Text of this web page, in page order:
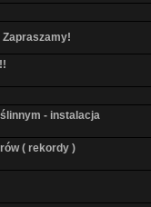
Zapraszamy!
- instalacja
( rekordy )